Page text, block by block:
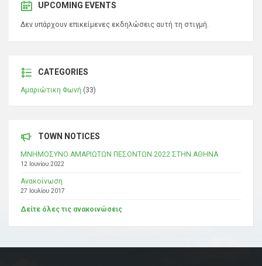
UPCOMING EVENTS
Δεν υπάρχουν επικείμενες εκδηλώσεις αυτή τη στιγμή.
CATEGORIES
Αμαριώτικη Φωνή (33)
TOWN NOTICES
ΜΝΗΜΟΣΥΝΟ ΑΜΑΡΙΩΤΩΝ ΠΕΣΟΝΤΩΝ 2022 ΣΤΗΝ ΑΘΗΝΑ
12 Ιουνίου 2022
Ανακοίνωση
27 Ιουλίου 2017
Δείτε όλες τις ανακοινώσεις